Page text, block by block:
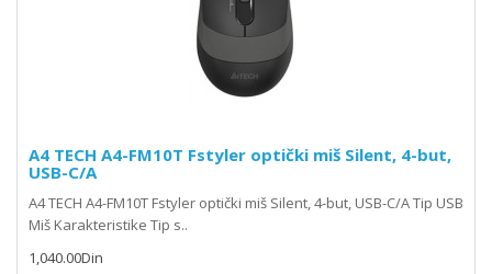
A4 TECH A4-FM10T Fstyler optički miš Silent, 4-but,
USB-C/A
A4 TECH A4-FM10T Fstyler optički miš Silent, 4-but, USB-C/A Tip USB
Miš Karakteristike Tip s..
1,040.00Din